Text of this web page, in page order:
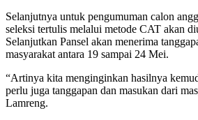
Selanjutnya untuk pengumuman calon
seleksi tertulis melalui metode CAT akan
Selanjutkan Pansel akan menerima
masyarakat antara 19 sampai 24 Mei.
“Artinya kita menginginkan hasilnya
perlu juga tanggapan dan masukan dari
Lamreng.